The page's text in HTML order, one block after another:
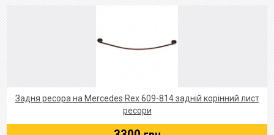
Задня ресора на Mercedes Rex 609-814 задній корінний лист
ресори